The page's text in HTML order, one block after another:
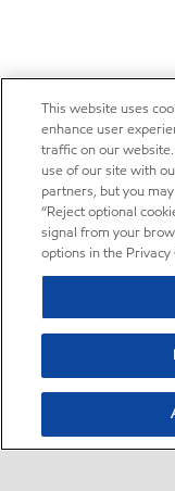
This website uses
enhance user
traffic on our
use of our site with
partners, but you
“Reject optional
signal from your
options in the Privacy